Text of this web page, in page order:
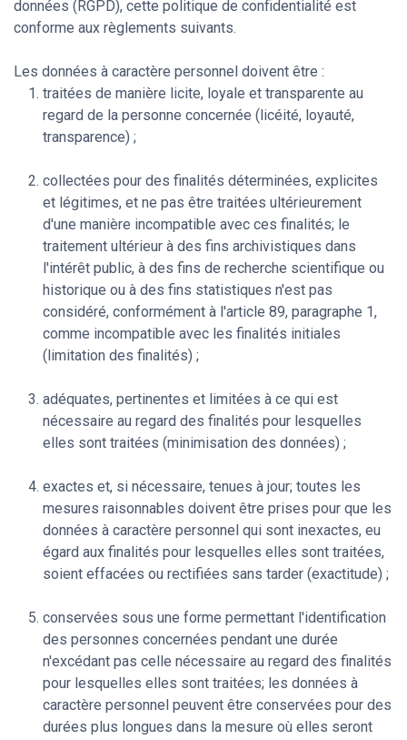
données (RGPD), cette politique de confidentialité est
conforme aux règlements suivants.
Les données à caractère personnel doivent être :
traitées de manière licite, loyale et transparente au
regard de la personne concernée (licéité, loyauté,
transparence) ;
collectées pour des finalités déterminées, explicites
et légitimes, et ne pas être traitées ultérieurement
d'une manière incompatible avec ces finalités; le
traitement ultérieur à des fins archivistiques dans
l'intérêt public, à des fins de recherche scientifique ou
historique ou à des fins statistiques n'est pas
considéré, conformément à l'article 89, paragraphe 1,
comme incompatible avec les finalités initiales
(limitation des finalités) ;
adéquates, pertinentes et limitées à ce qui est
nécessaire au regard des finalités pour lesquelles
elles sont traitées (minimisation des données) ;
exactes et, si nécessaire, tenues à jour; toutes les
mesures raisonnables doivent être prises pour que les
données à caractère personnel qui sont inexactes, eu
égard aux finalités pour lesquelles elles sont traitées,
soient effacées ou rectifiées sans tarder (exactitude) ;
conservées sous une forme permettant l'identification
des personnes concernées pendant une durée
n'excédant pas celle nécessaire au regard des finalités
pour lesquelles elles sont traitées; les données à
caractère personnel peuvent être conservées pour des
durées plus longues dans la mesure où elles seront